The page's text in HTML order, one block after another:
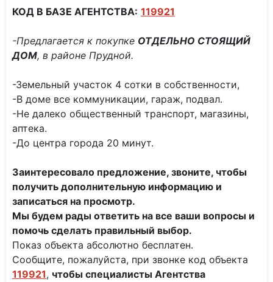
КОД В БАЗЕ АГЕНТСТВА: 119921
-Предлагается к покупке ОТДЕЛЬНО СТОЯЩИЙ
ДОМ, в районе Прудной.
-Земельный участок 4 сотки в собственности,
-В доме все коммуникации, гараж, подвал.
-Не далеко общественный транспорт, магазины,
аптека.
-До центра города 20 минут.
Заинтересовало предложение, звоните, чтобы
получить дополнительную информацию и
записаться на просмотр.
Мы будем рады ответить на все ваши вопросы и
помочь сделать правильный выбор.
Показ объекта абсолютно бесплатен.
Сообщите, пожалуйста, при звонке код объекта
119921, чтобы специалисты Агентства